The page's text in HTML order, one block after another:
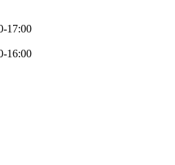
17:00
16:00